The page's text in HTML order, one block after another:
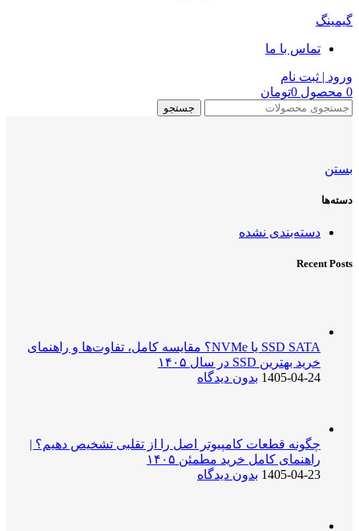
گیمینگ
تماس با ما
ورود | ثبت نام
0 محصول 0تومان
جستجو
بستن
دسته‌ها
دسته‌بندی نشده
Recent Posts
SSD SATA یا NVMe؟ مقایسه کامل، تفاوت‌ها و راهنمای
خرید بهترین SSD در سال ۱۴۰۵
1405-04-24 بدون دیدگاه
چگونه قطعات کامپیوتر اصل را از تقلبی تشخیص دهیم؟ |
راهنمای کامل خرید مطمئن ۱۴۰۵
1405-04-23 بدون دیدگاه